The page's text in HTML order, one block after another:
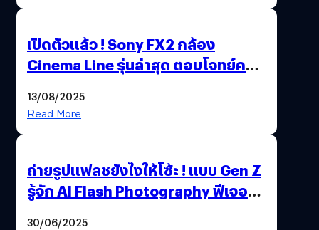
เปิดตัวแล้ว ! Sony FX2 กล้อง
Cinema Line รุ่นล่าสุด ตอบโจทย์ครี
13/08/2025
Read More
ถ่ายรูปแฟลชยังไงให้โซ้ะ ! แบบ Gen Z
รู้จัก AI Flash Photography ฟีเจอร์
30/06/2025